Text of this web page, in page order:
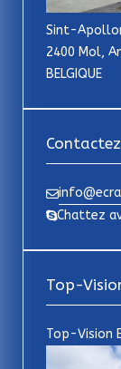
Sint-
2400 Mol,
BELGIQUE
Chattez
Top-
Top-Vision